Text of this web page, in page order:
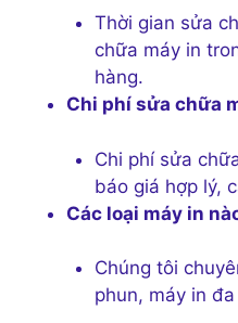
Thời gian sửa
chữa máy in
hàng.
Chi phí sửa chữa
Chi phí sửa
báo giá hợp lý,
Các loại máy in
Chúng tôi
phun, máy in